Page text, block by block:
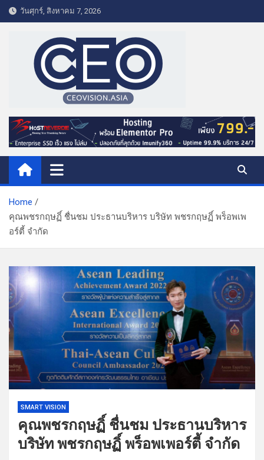
k
e
t
วันศุกร์, สิงหาคม 7, 2026
CEO VISION.ASIA
Business & Lifestyle
Home
คุณพชรกฤษฏิ์ ชื่นชม ประธานบริหาร บริษัท พชรกฤษฏิ์ พร็อพเพ
อร์ตี้ จำกัด
SMART VISION
คุณพชรกฤษฏิ์ ชื่นชม ประธานบริหาร
บริษัท พชรกฤษฏิ์ พร็อพเพอร์ตี้ จำกัด